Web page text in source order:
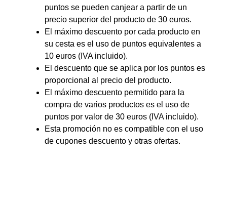
puntos se pueden canjear a partir de un
precio superior del producto de 30 euros.
El máximo descuento por cada producto en
su cesta es el uso de puntos equivalentes a
10 euros (IVA incluido).
El descuento que se aplica por los puntos es
proporcional al precio del producto.
El máximo descuento permitido para la
compra de varios productos es el uso de
puntos por valor de 30 euros (IVA incluido).
Esta promoción no es compatible con el uso
de cupones descuento y otras ofertas.